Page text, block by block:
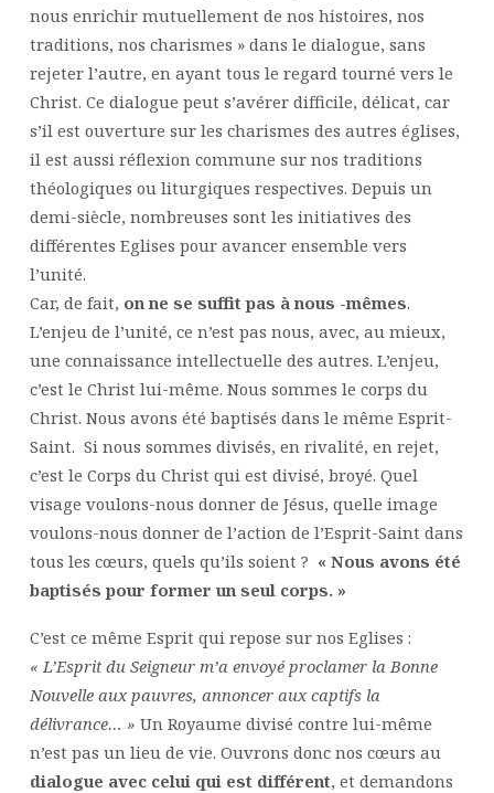
nous enrichir mutuellement de nos histoires, nos
traditions, nos charismes » dans le dialogue, sans
rejeter l’autre, en ayant tous le regard tourné vers le
Christ. Ce dialogue peut s’avérer difficile, délicat, car
s’il est ouverture sur les charismes des autres églises,
il est aussi réflexion commune sur nos traditions
théologiques ou liturgiques respectives. Depuis un
demi-siècle, nombreuses sont les initiatives des
différentes Eglises pour avancer ensemble vers
l’unité.
Car, de fait, on ne se suffit pas à nous -mêmes.
L’enjeu de l’unité, ce n’est pas nous, avec, au mieux,
une connaissance intellectuelle des autres. L’enjeu,
c’est le Christ lui-même. Nous sommes le corps du
Christ. Nous avons été baptisés dans le même Esprit-
Saint. Si nous sommes divisés, en rivalité, en rejet,
c’est le Corps du Christ qui est divisé, broyé. Quel
visage voulons-nous donner de Jésus, quelle image
voulons-nous donner de l’action de l’Esprit-Saint dans
tous les cœurs, quels qu’ils soient ? « Nous avons été
baptisés pour former un seul corps. »
C’est ce même Esprit qui repose sur nos Eglises :
« L’Esprit du Seigneur m’a envoyé proclamer la Bonne
Nouvelle aux pauvres, annoncer aux captifs la
délivrance… » Un Royaume divisé contre lui-même
n’est pas un lieu de vie. Ouvrons donc nos cœurs au
dialogue avec celui qui est différent, et demandons